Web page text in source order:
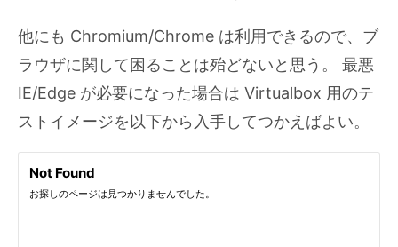
他にも Chromium/Chrome は利用できるので、ブ
ラウザに関して困ることは殆どないと思う。 最悪
IE/Edge が必要になった場合は Virtualbox 用のテ
ストイメージを以下から入手してつかえばよい。